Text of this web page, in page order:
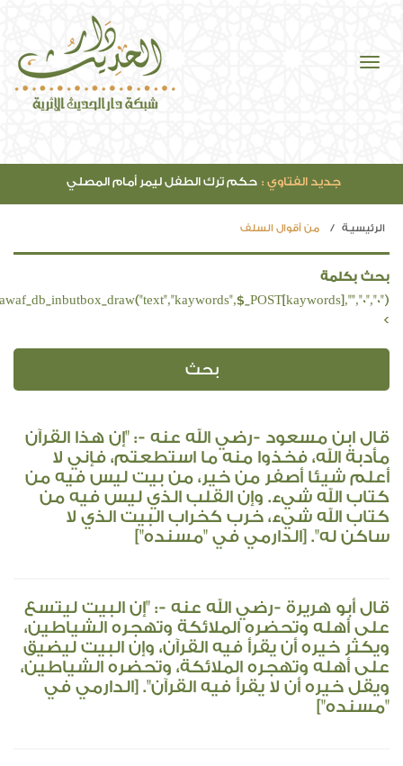
جديد الفتاوي : حكم ترك الطفل ليمر أمام المصلي
الرئيسيـة من أقوال السلف
بحث بكلمة
>
قال ابن مسعود -رضي الله عنه -: "إن هذا القرآن
مأدبة الله، فخذوا منه ما استطعتم، فإني لا
أعلم شيئا أصفر من خير، من بيت ليس فيه من
كتاب الله شيء. وإن القلب الذي ليس فيه من
كتاب الله شيء، خرب كخراب البيت الذي لا
ساكن له". [الدارمي في "مسنده"]
قال أبو هريرة -رضي الله عنه -: "إن البيت ليتسع
على أهله وتحضره الملائكة وتهجره الشياطين،
ويكثر خيره أن يقرأ فيه القرآن، وإن البيت ليضيق
على أهله وتهجره الملائكة، وتحضره الشياطين،
ويقل خيره أن لا يقرأ فيه القرآن". [الدارمي في
"مسنده"]